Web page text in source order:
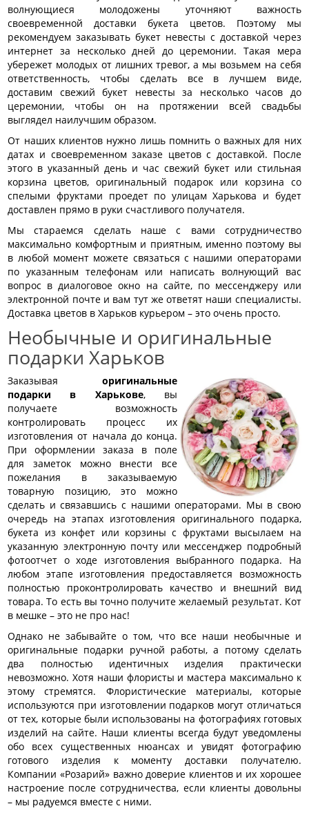
волнующиеся молодожены уточняют важность
своевременной доставки букета цветов. Поэтому мы
рекомендуем заказывать букет невесты с доставкой через
интернет за несколько дней до церемонии. Такая мера
убережет молодых от лишних тревог, а мы возьмем на себя
ответственность, чтобы сделать все в лучшем виде,
доставим свежий букет невесты за несколько часов до
церемонии, чтобы он на протяжении всей свадьбы
выглядел наилучшим образом.
От наших клиентов нужно лишь помнить о важных для них
датах и своевременном заказе цветов с доставкой. После
этого в указанный день и час свежий букет или стильная
корзина цветов, оригинальный подарок или корзина со
спелыми фруктами проедет по улицам Харькова и будет
доставлен прямо в руки счастливого получателя.
Мы стараемся сделать наше с вами сотрудничество
максимально комфортным и приятным, именно поэтому вы
в любой момент можете связаться с нашими операторами
по указанным телефонам или написать волнующий вас
вопрос в диалоговое окно на сайте, по мессенджеру или
электронной почте и вам тут же ответят наши специалисты.
Доставка цветов в Харьков курьером – это очень просто.
Необычные и оригинальные
подарки Харьков
Заказывая оригинальные
подарки в Харькове, вы
получаете возможность
контролировать процесс их
изготовления от начала до конца.
При оформлении заказа в поле
для заметок можно внести все
пожелания в заказываемую
товарную позицию, это можно
сделать и связавшись с нашими операторами. Мы в свою
очередь на этапах изготовления оригинального подарка,
букета из конфет или корзины с фруктами высылаем на
указанную электронную почту или мессенджер подробный
фотоотчет о ходе изготовления выбранного подарка. На
любом этапе изготовления предоставляется возможность
полностью проконтролировать качество и внешний вид
товара. То есть вы точно получите желаемый результат. Кот
в мешке – это не про нас!
Однако не забывайте о том, что все наши необычные и
оригинальные подарки ручной работы, а потому сделать
два полностью идентичных изделия практически
невозможно. Хотя наши флористы и мастера максимально к
этому стремятся. Флористические материалы, которые
используются при изготовлении подарков могут отличаться
от тех, которые были использованы на фотографиях готовых
изделий на сайте. Наши клиенты всегда будут уведомлены
обо всех существенных нюансах и увидят фотографию
готового изделия к моменту доставки получателю.
Компании «Розарий» важно доверие клиентов и их хорошее
настроение после сотрудничества, если клиенты довольны
– мы радуемся вместе с ними.